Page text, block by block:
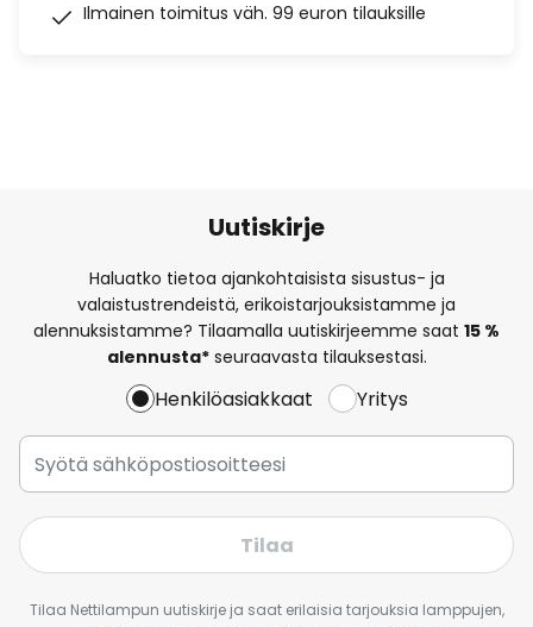
Ilmainen toimitus väh. 99 euron tilauksille
Uutiskirje
Haluatko tietoa ajankohtaisista sisustus- ja
valaistustrendeistä, erikoistarjouksistamme ja
alennuksistamme? Tilaamalla uutiskirjeemme saat 15 %
alennusta*seuraavasta tilauksestasi.
Henkilöasiakkaat Yritys
Tilaa
Tilaa Nettilampun uutiskirje ja saat erilaisia tarjouksia lamppujen,